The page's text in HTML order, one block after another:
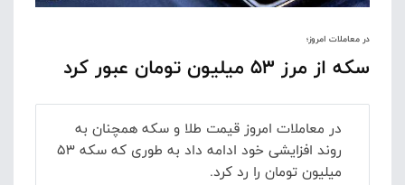
در معاملات امروز؛
سکه از مرز ۵۳ میلیون تومان عبور کرد
در معاملات امروز قیمت طلا و سکه همچنان به
روند افزایشی خود ادامه داد به طوری که سکه ۵۳
میلیون تومان را رد کرد.